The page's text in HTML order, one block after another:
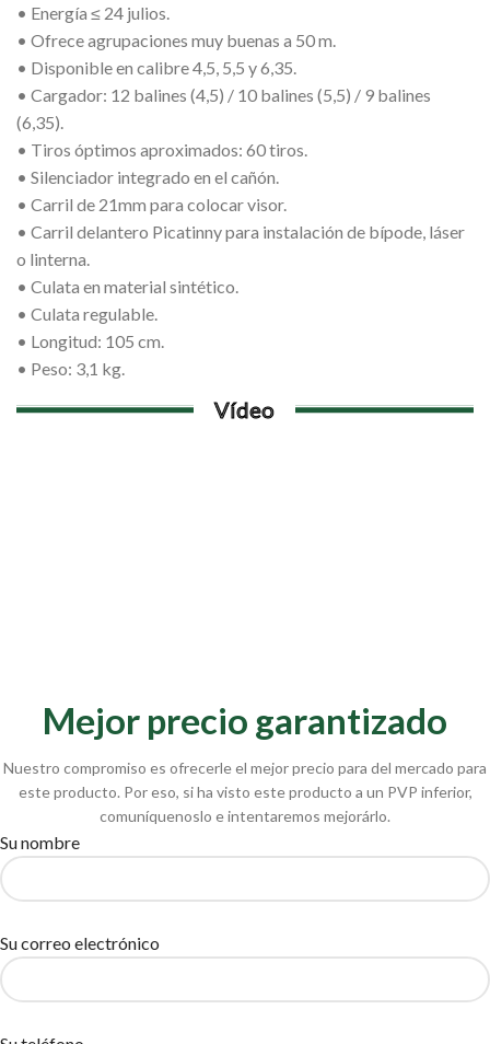
• Energía ≤ 24 julios.
• Ofrece agrupaciones muy buenas a 50 m.
• Disponible en calibre 4,5, 5,5 y 6,35.
• Cargador: 12 balines (4,5) / 10 balines (5,5) / 9 balines
(6,35).
• Tiros óptimos aproximados: 60 tiros.
• Silenciador integrado en el cañón.
• Carril de 21mm para colocar visor.
• Carril delantero Picatinny para instalación de bípode, láser
o linterna.
• Culata en material sintético.
• Culata regulable.
• Longitud: 105 cm.
• Peso: 3,1 kg.
Vídeo
Mejor precio garantizado
Nuestro compromiso es ofrecerle el mejor precio para del mercado para
este producto. Por eso, si ha visto este producto a un PVP inferior,
comuníquenoslo e intentaremos mejorárlo.
Su nombre
Su correo electrónico